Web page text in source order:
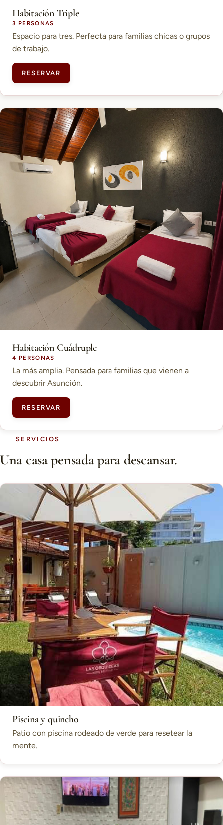
Habitación Triple
3 PERSONAS
Espacio para tres. Perfecta para familias chicas o grupos
de trabajo.
RESERVAR
Habitación Cuádruple
4 PERSONAS
La más amplia. Pensada para familias que vienen a
descubrir Asunción.
RESERVAR
SERVICIOS
Una casa pensada para descansar.
Piscina y quincho
Patio con piscina rodeado de verde para resetear la
mente.